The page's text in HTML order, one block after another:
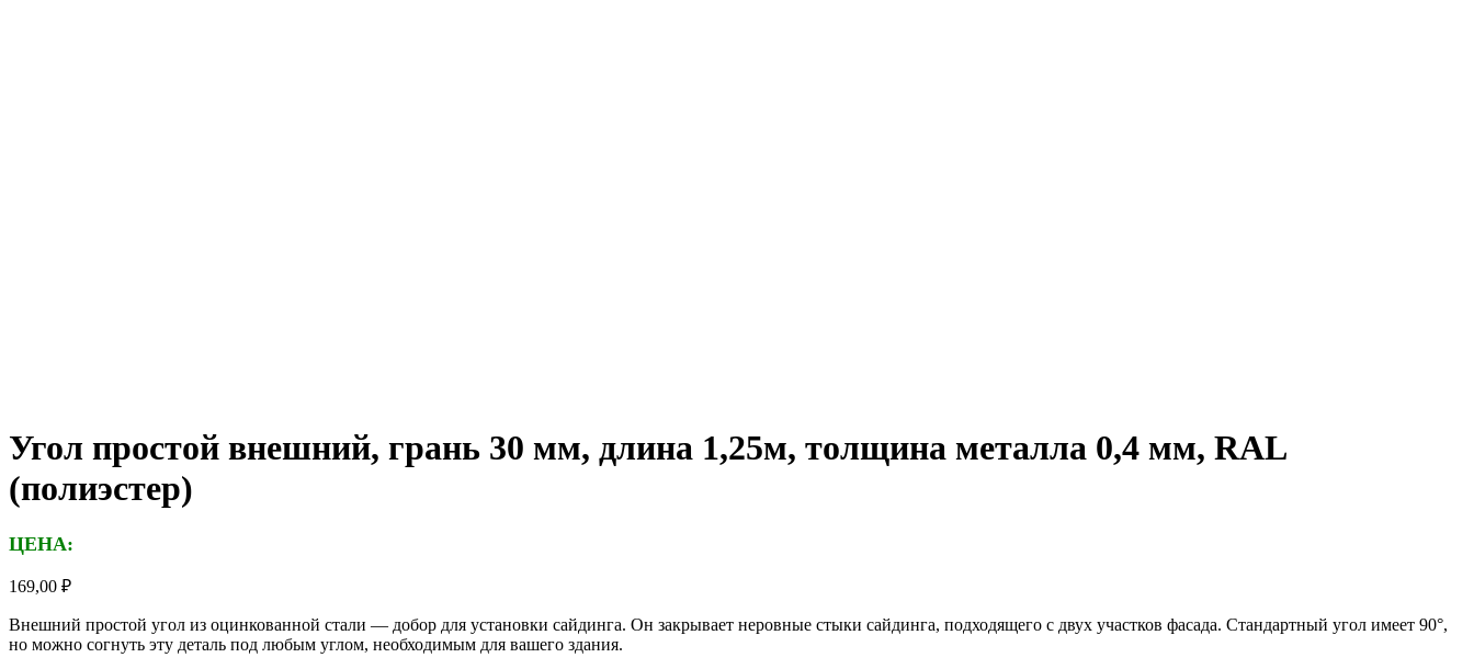
Угол простой внешний, грань 30 мм, длина 1,25м, толщина металла 0,4 мм, RAL
(полиэстер)
ЦЕНА:
169,00 ₽
Внешний простой угол из оцинкованной стали — добор для установки сайдинга. Он закрывает неровные стыки сайдинга, подходящего с двух участков фасада. Стандартный угол имеет 90°,
но можно согнуть эту деталь под любым углом, необходимым для вашего здания.